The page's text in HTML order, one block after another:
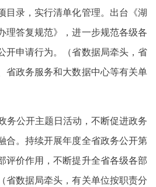
目录，实行清单化管理。出台《湖
理答复规范》，进一步规范各级各
开申请行为。（省数据局牵头，省
省政务服务和大数据中心等有关单
公开主题日活动，不断促进政务
合。持续开展年度全省政务公开第
评价作用，不断提升全省各级各部
省数据局牵头，有关单位按职责分